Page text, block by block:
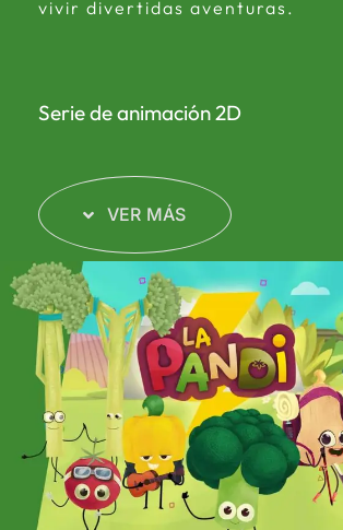
vivir divertidas aventuras.
Serie de animación 2D
VER MÁS